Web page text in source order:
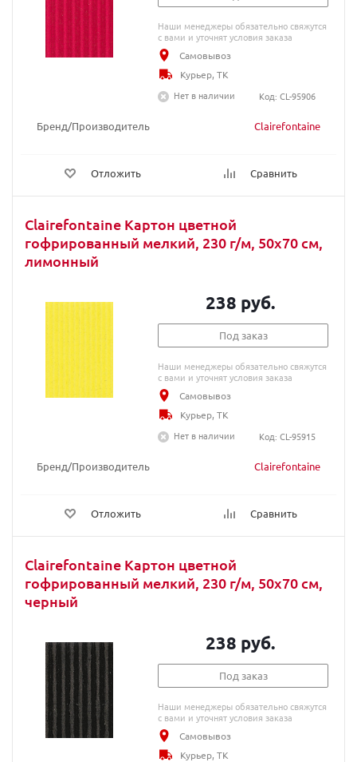
Бренд/Производитель Clairefontaine
Отложить Сравнить
Наши менеджеры обязательно свяжутся
с вами и уточнят условия заказа
Самовывоз
Курьер, ТК
Нет в наличии
Код: CL-95906
Clairefontaine Картон цветной
гофрированный мелкий, 230 г/м, 50х70 см,
лимонный
Бренд/Производитель Clairefontaine
Отложить Сравнить
238 руб.
Под заказ
Наши менеджеры обязательно свяжутся
с вами и уточнят условия заказа
Самовывоз
Курьер, ТК
Нет в наличии
Код: CL-95915
Clairefontaine Картон цветной
гофрированный мелкий, 230 г/м, 50х70 см,
черный
238 руб.
Под заказ
Наши менеджеры обязательно свяжутся
с вами и уточнят условия заказа
Самовывоз
Курьер, ТК